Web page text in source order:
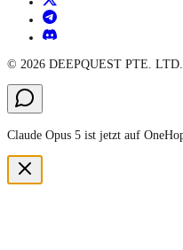
© 2026 DEEPQUEST PTE. LTD.
Claude Opus 5 ist jetzt auf